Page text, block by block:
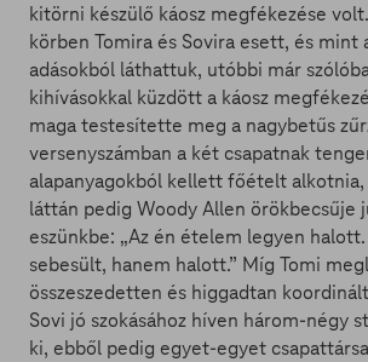
kitörni készülő káosz megfékezése
körben Tomira és Sovira esett, és mint
adásokból láthattuk, utóbbi már
kihívásokkal küzdött a káosz
maga testesítette meg a nagybetűs
versenyszámban a két csapatnak
alapanyagokból kellett főételt alkotnia,
láttán pedig Woody Allen örökbecsűje
eszünkbe: „Az én ételem legyen
sebesült, hanem halott.” Míg Tomi
összeszedetten és higgadtan
Sovi jó szokásához híven három-négy
ki, ebből pedig egyet-egyet